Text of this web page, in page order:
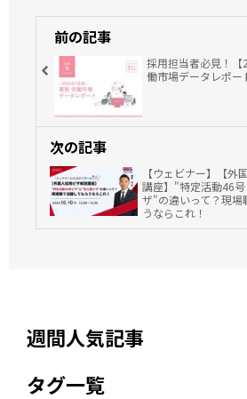
前の記事
採用担当者必見！
働市場データレポ
次の記事
【ウェビナー】【外
講座】"特定活動46
ザ"の違いって？現場
うならこれ！
週間人気記事
タグ一覧